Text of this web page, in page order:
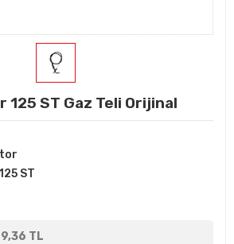
125 ST Gaz Teli Orijinal
ST
TL